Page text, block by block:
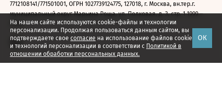
На нашем сайте используются cookie-файлы и технологии
персонализации. Продолжая пользоваться данным сайтом, вы
подтверждаете свое согласие на использование файлов cookie
и технологий персонализации в соответствии с Политикой в
отношении обработки персональных данных.
ОК
7712108141/771501001, ОГРН 1027739124775, 127018, г. Москва, вн.тер.г.
муниципальный округ Марьина Роща, ул. Полковая, д. 3, стр. 1 1999—
2026